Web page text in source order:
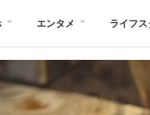
エンタメ ライフ